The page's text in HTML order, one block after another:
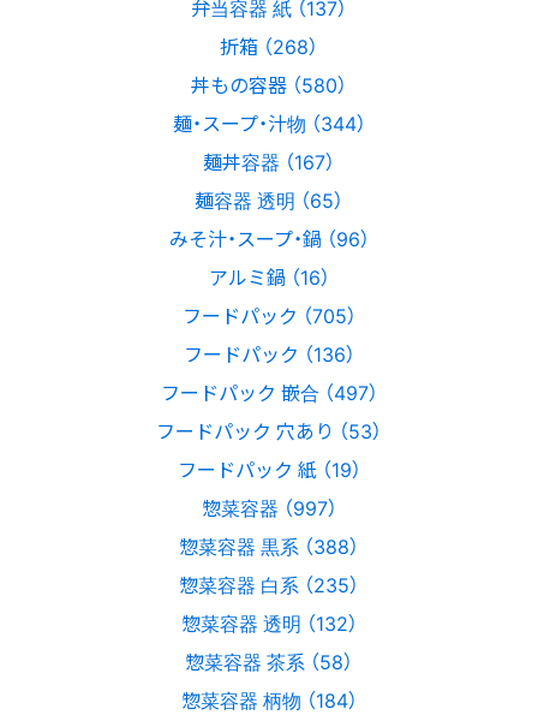
弁当容器 紙 （137）
折箱 （268）
丼もの容器 （580）
麺・スープ・汁物 （344）
麺丼容器 （167）
麺容器 透明 （65）
みそ汁・スープ・鍋 （96）
アルミ鍋 （16）
フードパック （705）
フードパック （136）
フードパック 嵌合 （497）
フードパック 穴あり （53）
フードパック 紙 （19）
惣菜容器 （997）
惣菜容器 黒系 （388）
惣菜容器 白系 （235）
惣菜容器 透明 （132）
惣菜容器 茶系 （58）
惣菜容器 柄物 （184）